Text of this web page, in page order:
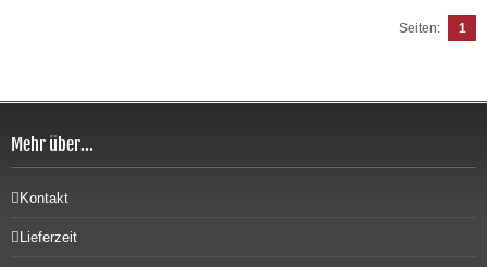
Seiten: 1
Mehr über...
Kontakt
Lieferzeit